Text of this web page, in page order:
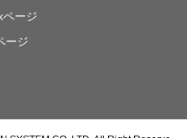
ージ
ージ